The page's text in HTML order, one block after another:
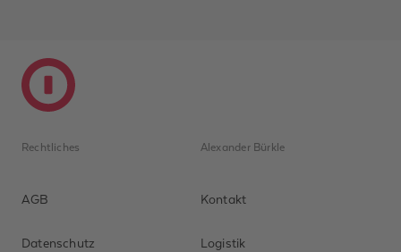
Rechtliches
AGB
Datenschutz
Alexander Bürkle
Kontakt
Logistik